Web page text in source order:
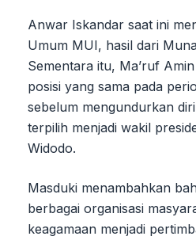
Anwar Iskandar saat ini
Umum MUI, hasil dari
Sementara itu, Ma’ruf
posisi yang sama pada
sebelum mengundurkan
terpilih menjadi wakil
Widodo.
Masduki menambahkan
berbagai organisasi
keagamaan menjadi